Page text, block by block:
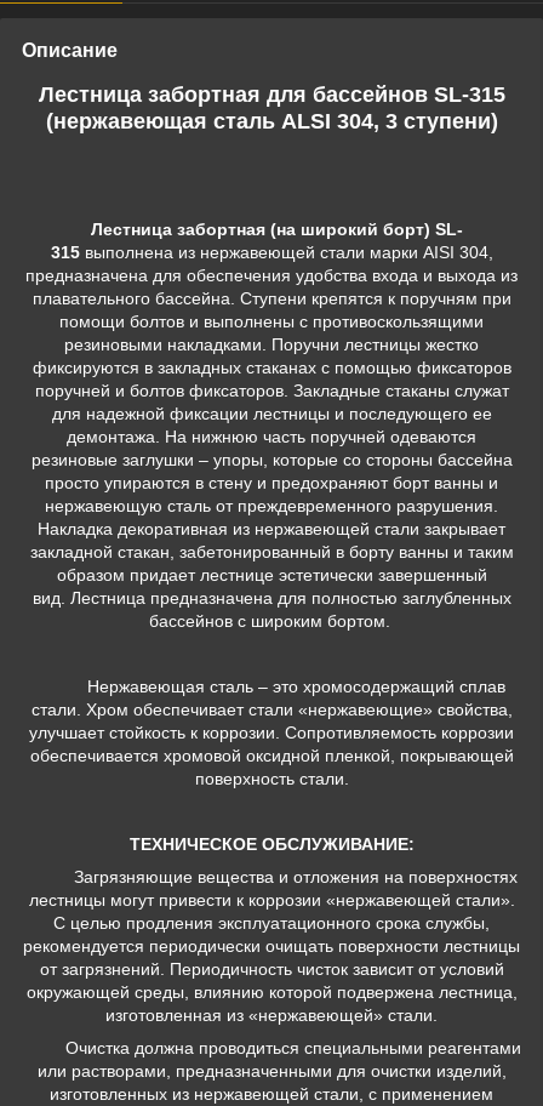
Описание
Лестница забортная для бассейнов SL-315
(нержавеющая сталь ALSI 304, 3 ступени)
Лестница забортная (на широкий борт) SL-
315выполнена из нержавеющей стали марки AISI 304,
предназначена для обеспечения удобства входа и выхода из
плавательного бассейна. Ступени крепятся к поручням при
помощи болтов и выполнены с противоскользящими
резиновыми накладками. Поручни лестницы жестко
фиксируются в закладных стаканах с помощью фиксаторов
поручней и болтов фиксаторов. Закладные стаканы служат
для надежной фиксации лестницы и последующего ее
демонтажа. На нижнюю часть поручней одеваются
резиновые заглушки – упоры, которые со стороны бассейна
просто упираются в стену и предохраняют борт ванны и
нержавеющую сталь от преждевременного разрушения.
Накладка декоративная из нержавеющей стали закрывает
закладной стакан, забетонированный в борту ванны и таким
образом придает лестнице эстетически завершенный
вид. Лестница предназначена для полностью заглубленных
бассейнов с широким бортом.
Нержавеющая сталь – это хромосодержащий сплав
стали. Хром обеспечивает стали «нержавеющие» свойства,
улучшает стойкость к коррозии. Сопротивляемость коррозии
обеспечивается хромовой оксидной пленкой, покрывающей
поверхность стали.
ТЕХНИЧЕСКОЕ ОБСЛУЖИВАНИЕ:
Загрязняющие вещества и отложения на поверхностях
лестницы могут привести к коррозии «нержавеющей стали».
С целью продления эксплуатационного срока службы,
рекомендуется периодически очищать поверхности лестницы
от загрязнений. Периодичность чисток зависит от условий
окружающей среды, влиянию которой подвержена лестница,
изготовленная из «нержавеющей» стали.
Очистка должна проводиться специальными реагентами
или растворами, предназначенными для очистки изделий,
изготовленных из нержавеющей стали, с применением